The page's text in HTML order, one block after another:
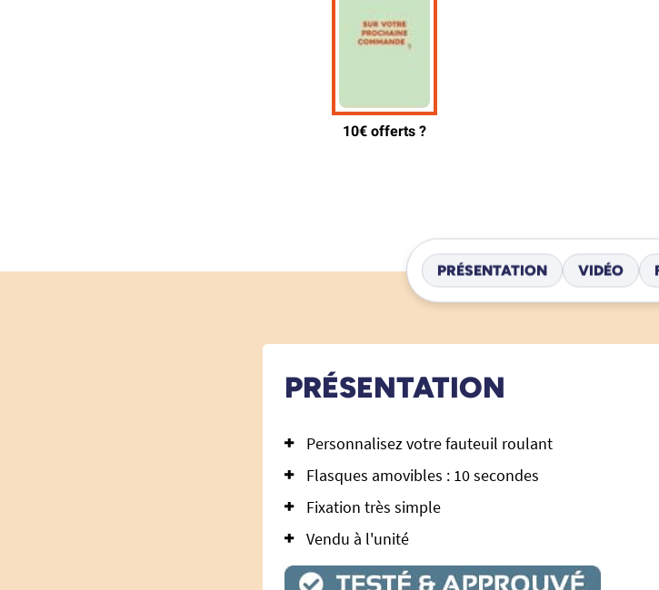
PRÉSENTATION VIDÉO
PRÉSENTATION
Personnalisez votre fauteuil roulant
Flasques amovibles : 10 secondes
Fixation très simple
Vendu à l'unité